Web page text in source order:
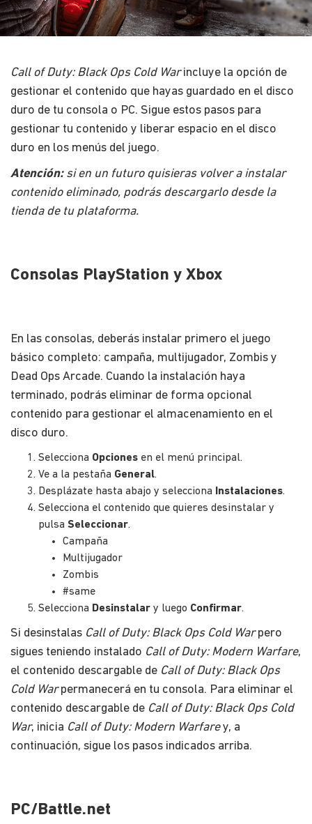
Call of Duty: Black Ops Cold Warincluye la opción de
gestionar el contenido que hayas guardado en el disco
duro de tu consola o PC. Sigue estos pasos para
gestionar tu contenido y liberar espacio en el disco
duro en los menús del juego.
Atención:si en un futuro quisieras volver a instalar
contenido eliminado, podrás descargarlo desde la
tienda de tu plataforma.
Consolas PlayStation y Xbox
En las consolas, deberás instalar primero el juego
básico completo: campaña, multijugador, Zombis y
Dead Ops Arcade. Cuando la instalación haya
terminado, podrás eliminar de forma opcional
contenido para gestionar el almacenamiento en el
disco duro.
Selecciona Opciones en el menú principal.
Ve a la pestaña General.
Desplázate hasta abajo y selecciona
Instalaciones.
Selecciona el contenido que quieres desinstalar y
pulsa Seleccionar.
Campaña
Multijugador
Zombis
#same
Selecciona Desinstalar y luego Confirmar.
Si desinstalas Call of Duty: Black Ops Cold Warpero
sigues teniendo instalado Call of Duty: Modern Warfare,
el contenido descargable de Call of Duty: Black Ops
Cold Warpermanecerá en tu consola. Para eliminar el
contenido descargable de Call of Duty: Black Ops Cold
War, inicia Call of Duty: Modern Warfarey, a
continuación, sigue los pasos indicados arriba.
PC/Battle.net